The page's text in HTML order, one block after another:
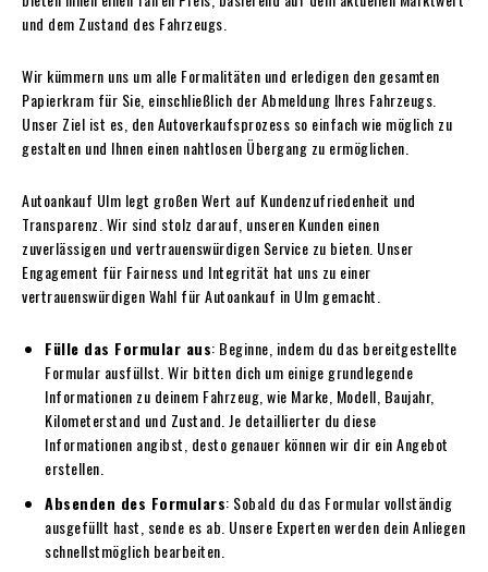
und dem Zustand des Fahrzeugs.
Wir kümmern uns um alle Formalitäten und erledigen den gesamten
Papierkram für Sie, einschließlich der Abmeldung Ihres Fahrzeugs.
Unser Ziel ist es, den Autoverkaufsprozess so einfach wie möglich zu
gestalten und Ihnen einen nahtlosen Übergang zu ermöglichen.
Autoankauf Ulm legt großen Wert auf Kundenzufriedenheit und
Transparenz. Wir sind stolz darauf, unseren Kunden einen
zuverlässigen und vertrauenswürdigen Service zu bieten. Unser
Engagement für Fairness und Integrität hat uns zu einer
vertrauenswürdigen Wahl für Autoankauf in Ulm gemacht.
Fülle das Formular aus: Beginne, indem du das bereitgestellte
Formular ausfüllst. Wir bitten dich um einige grundlegende
Informationen zu deinem Fahrzeug, wie Marke, Modell, Baujahr,
Kilometerstand und Zustand. Je detaillierter du diese
Informationen angibst, desto genauer können wir dir ein Angebot
erstellen.
Absenden des Formulars: Sobald du das Formular vollständig
ausgefüllt hast, sende es ab. Unsere Experten werden dein Anliegen
schnellstmöglich bearbeiten.